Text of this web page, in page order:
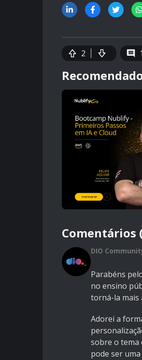
2 1
Comentários
DIO
Parabéns
no ensino
torná-la mais
Adorei a
sobre o tema
pode ser